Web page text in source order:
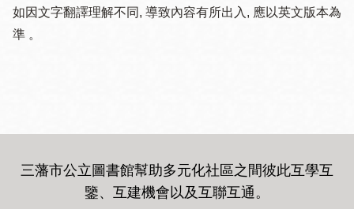
如因文字翻譯理解不同, 導致內容有所出入, 應以英文版本為
準 。
三藩市公立圖書館幫助多元化社區之間彼此互學互
鑒、互建機會以及互聯互通。